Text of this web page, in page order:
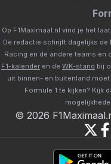
Op F1Maximaal.nl vind je het
De redactie schrijft dagelijks
Racing en de andere teams en
F1-kalender en de WK-stand bij
uit binnen- en buitenland moet
Formule 1 te kijken? Kijk
© 2026